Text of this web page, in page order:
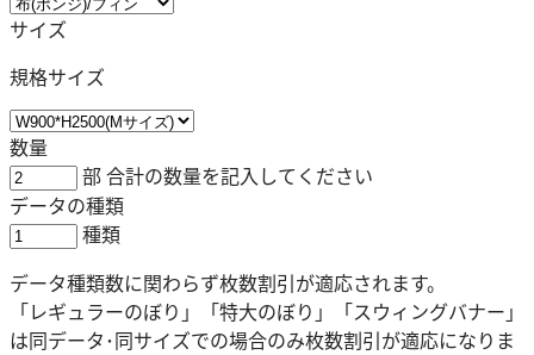
サイズ
規格サイズ
数量
部 合計の数量を記入してください
データの種類
種類
データ種類数に関わらず枚数割引が適応されます。
「レギュラーのぼり」「特大のぼり」「スウィングバナー」
は同データ･同サイズでの場合のみ枚数割引が適応になりま